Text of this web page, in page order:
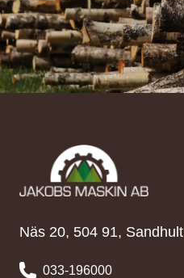
Näs 20, 504 91, Sandhult
033-196000